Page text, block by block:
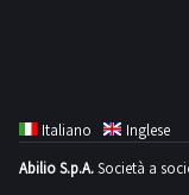
uno
o
a
corpo
Lotto
5
Italiano
Inglese
Abilio S.p.A.Società a